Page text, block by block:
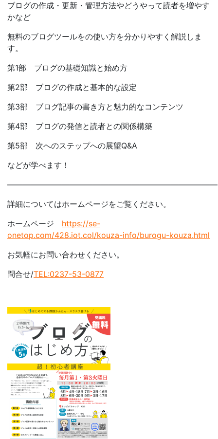
ブログの作成・更新・管理方法やどうやって読者を増やす
かなど
無料のブログツールをの使い方を分かりやすく解説しま
す。
第1部 ブログの基礎知識と始め方
第2部 ブログの作成と基本的な設定
第3部 ブログ記事の書き方と魅力的なコンテンツ
第4部 ブログの発信と読者との関係構築
第5部 次へのステップへの展望Q&A
などが学べます！
―――――――――――――――――――――――――――
詳細についてはホームページをご覧ください。
ホームページ https://se-
onetop.com/428.iot.col/kouza-info/burogu-kouza.html
お気軽にお問い合わせください。
問合せ/TEL:0237-53-0877